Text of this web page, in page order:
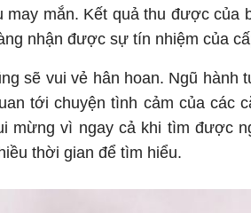
may mắn. Kết quả thu được của
nhận được sự tín nhiệm của
sẽ vui vẻ hân hoan. Ngũ hành
tới chuyện tình cảm của các
mừng vì ngay cả khi tìm được
thời gian để tìm hiểu.